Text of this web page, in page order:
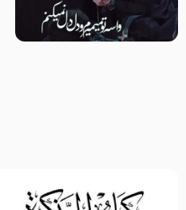
مصداق کربلا – حاج حسین سیب